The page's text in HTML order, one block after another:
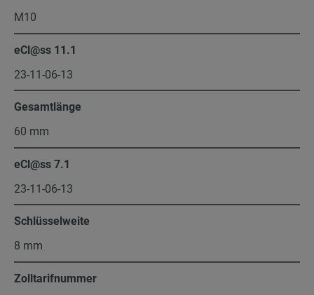
M10
eCl@ss 11.1
23-11-06-13
Gesamtlänge
60 mm
eCl@ss 7.1
23-11-06-13
Schlüsselweite
8 mm
Zolltarifnummer